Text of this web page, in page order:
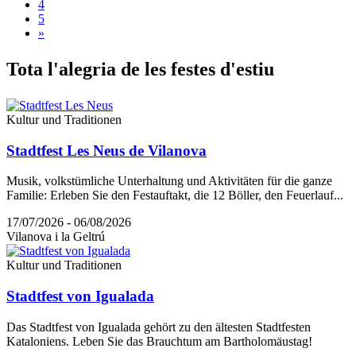
4
5
»
Tota l'alegria de les festes d'estiu
Kultur und Traditionen
Stadtfest Les Neus de Vilanova
Musik, volkstümliche Unterhaltung und Aktivitäten für die ganze
Familie: Erleben Sie den Festauftakt, die 12 Böller, den Feuerlauf...
17/07/2026 - 06/08/2026
Vilanova i la Geltrú
Kultur und Traditionen
Stadtfest von Igualada
Das Stadtfest von Igualada gehört zu den ältesten Stadtfesten
Kataloniens. Leben Sie das Brauchtum am Bartholomäustag!